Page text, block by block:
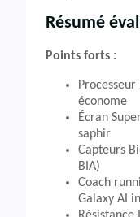
Résumé
Points forts :
économe
Écran
saphir
Capteurs
BIA)
Coach
Galaxy AI